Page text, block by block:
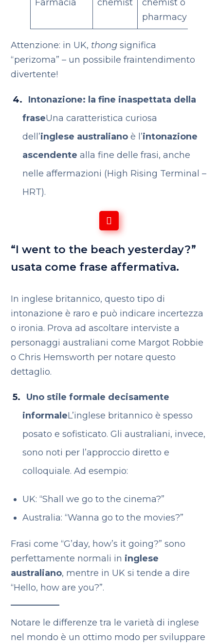
Farmacia chemist
chemist o
pharmacy
Attenzione: in UK, thong significa
“perizoma” – un possibile fraintendimento
divertente!
Intonazione: la fine inaspettata della
fraseUna caratteristica curiosa
dell’inglese australianoè l’intonazione
ascendente alla fine delle frasi, anche
nelle affermazioni (High Rising Terminal –
HRT).
“I went to the beach yesterday?”
usata come frase affermativa.
In inglese britannico, questo tipo di
intonazione è raro e può indicare incertezza
o ironia. Prova ad ascoltare interviste a
personaggi australiani come Margot Robbie
o Chris Hemsworth per notare questo
dettaglio.
Uno stile formale decisamente
informaleL’inglese britannico è spesso
posato e sofisticato. Gli australiani, invece,
sono noti per l’approccio diretto e
colloquiale. Ad esempio:
UK: “Shall we go to the cinema?”
Australia: “Wanna go to the movies?”
Frasi come “G’day, how’s it going?” sono
perfettamente normali in inglese
australiano, mentre in UK si tende a dire
“Hello, how are you?”.
Notare le differenze tra le varietà di inglese
nel mondo è un ottimo modo per sviluppare